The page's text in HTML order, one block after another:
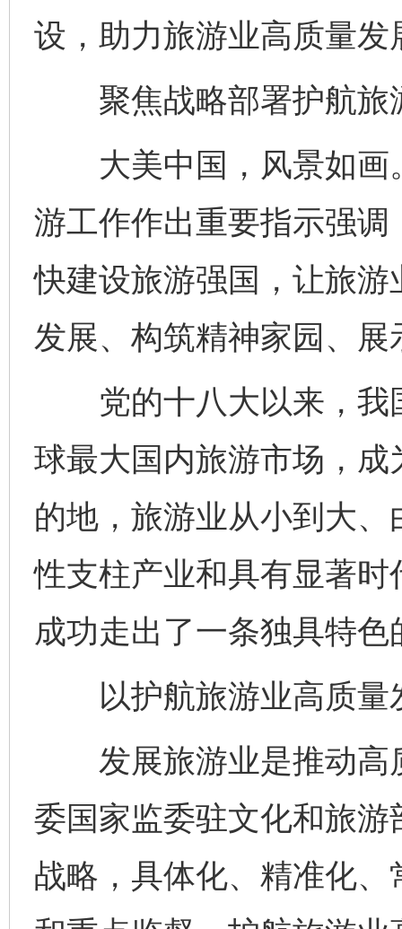
设，助力旅游业高质量发
聚焦战略部署护航旅
大美中国，风景如画
游工作作出重要指示强
快建设旅游强国，让旅
发展、构筑精神家园、
党的十八大以来，我
球最大国内旅游市场，
的地，旅游业从小到大
性支柱产业和具有显著
成功走出了一条独具特
以护航旅游业高质量
发展旅游业是推动高
委国家监委驻文化和旅
战略，具体化、精准化